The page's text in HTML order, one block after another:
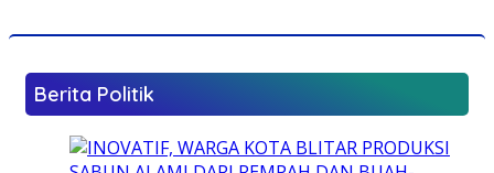
Berita Politik